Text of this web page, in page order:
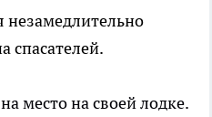
незамедлительно
спасателей.
место на своей лодке.